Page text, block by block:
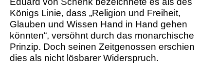
Königs Linie, dass „Religion und Freiheit,
Glauben und Wissen Hand in Hand gehen
könnten“, versöhnt durch das monarchische
Prinzip. Doch seinen Zeitgenossen erschien
dies als nicht lösbarer Widerspruch.